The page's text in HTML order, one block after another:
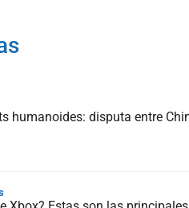
humanoides: disputa entre